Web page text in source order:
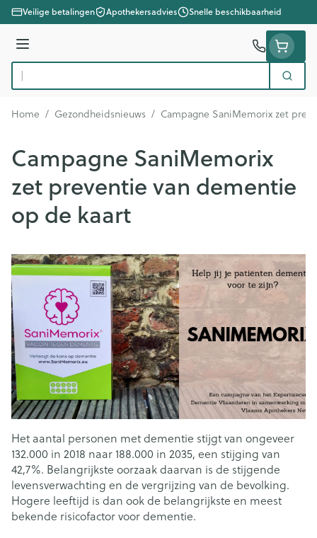
Ga naar de inhoud
Veilige betalingen Apothekersadvies Snelle beschikbaarheid
Menu
Product, merk, categorie...
Zoek
Home / Gezondheidsnieuws / Campagne SaniMemorix zet
Campagne SaniMemorix
zet preventie van dementie
op de kaart
Het aantal personen met dementie stijgt van ongeveer
132.000 in 2018 naar 188.000 in 2035, een stijging van
42,7%. Belangrijkste oorzaak daarvan is de stijgende
levensverwachting en de vergrijzing van de bevolking.
Hogere leeftijd is dan ook de belangrijkste en meest
bekende risicofactor voor dementie.